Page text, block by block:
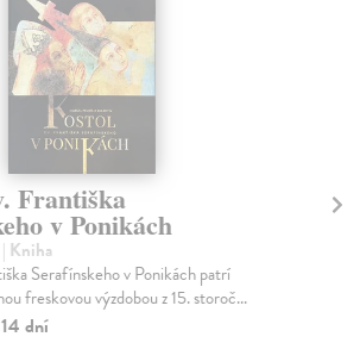
Františka
v Ponikách
| Kniha
Serafínskeho v Ponikách patrí
freskovou výzdobou z 15. storoč...
dní